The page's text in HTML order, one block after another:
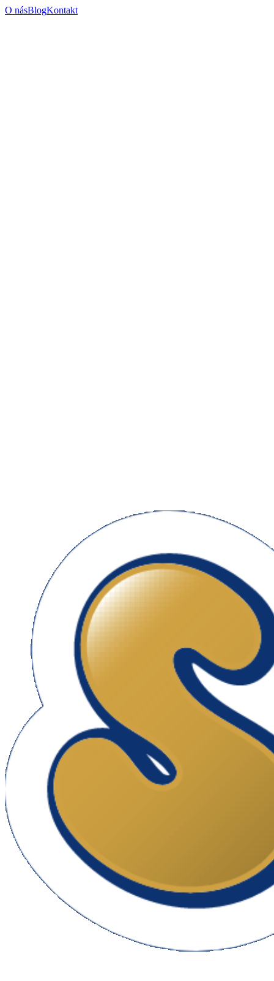
O násBlogKontakt